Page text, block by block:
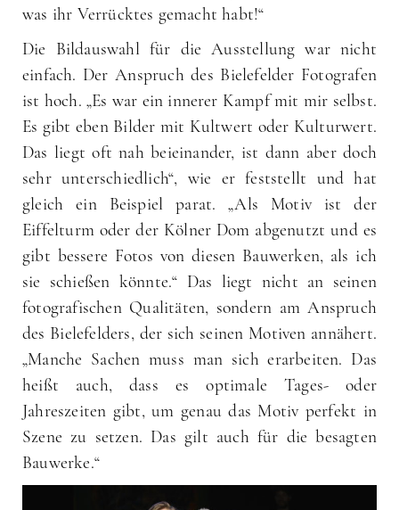
was ihr Verrücktes gemacht habt!“
Die Bildauswahl für die Ausstellung war nicht
einfach. Der Anspruch des Bielefelder Fotografen
ist hoch. „Es war ein innerer Kampf mit mir selbst.
Es gibt eben Bilder mit Kultwert oder Kulturwert.
Das liegt oft nah beieinander, ist dann aber doch
sehr unterschiedlich“, wie er feststellt und hat
gleich ein Beispiel parat. „Als Motiv ist der
Eiffelturm oder der Kölner Dom abgenutzt und es
gibt bessere Fotos von diesen Bauwerken, als ich
sie schießen könnte.“ Das liegt nicht an seinen
fotografischen Qualitäten, sondern am Anspruch
des Bielefelders, der sich seinen Motiven annähert.
„Manche Sachen muss man sich erarbeiten. Das
heißt auch, dass es optimale Tages- oder
Jahreszeiten gibt, um genau das Motiv perfekt in
Szene zu setzen. Das gilt auch für die besagten
Bauwerke.“